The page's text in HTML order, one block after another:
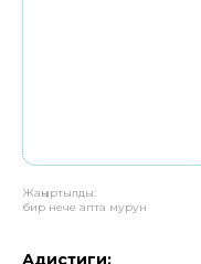
Жаңыртылды:
бир нече апта мурун
Адистиги: